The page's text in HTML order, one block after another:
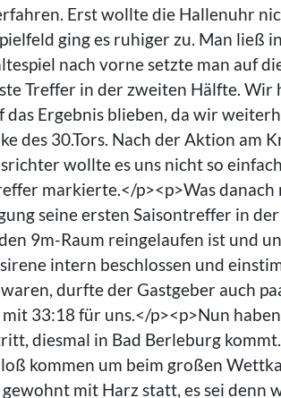
Erst wollte die Hallenuhr
ging es ruhiger zu. Man ließ
nach vorne setzte man auf
Treffer in der zweiten Hälfte.
Ergebnis blieben, da wir
des 30.Tors. Nach der Aktion am
wollte es uns nicht so
markierte.</p><p>Was
seine ersten Saisontreffer in
9m-Raum reingelaufen ist und
intern beschlossen und
durfte der Gastgeber auch
33:18 für uns.</p><p>Nun
diesmal in Bad Berleburg
kommen um beim großen
mit Harz statt, es sei